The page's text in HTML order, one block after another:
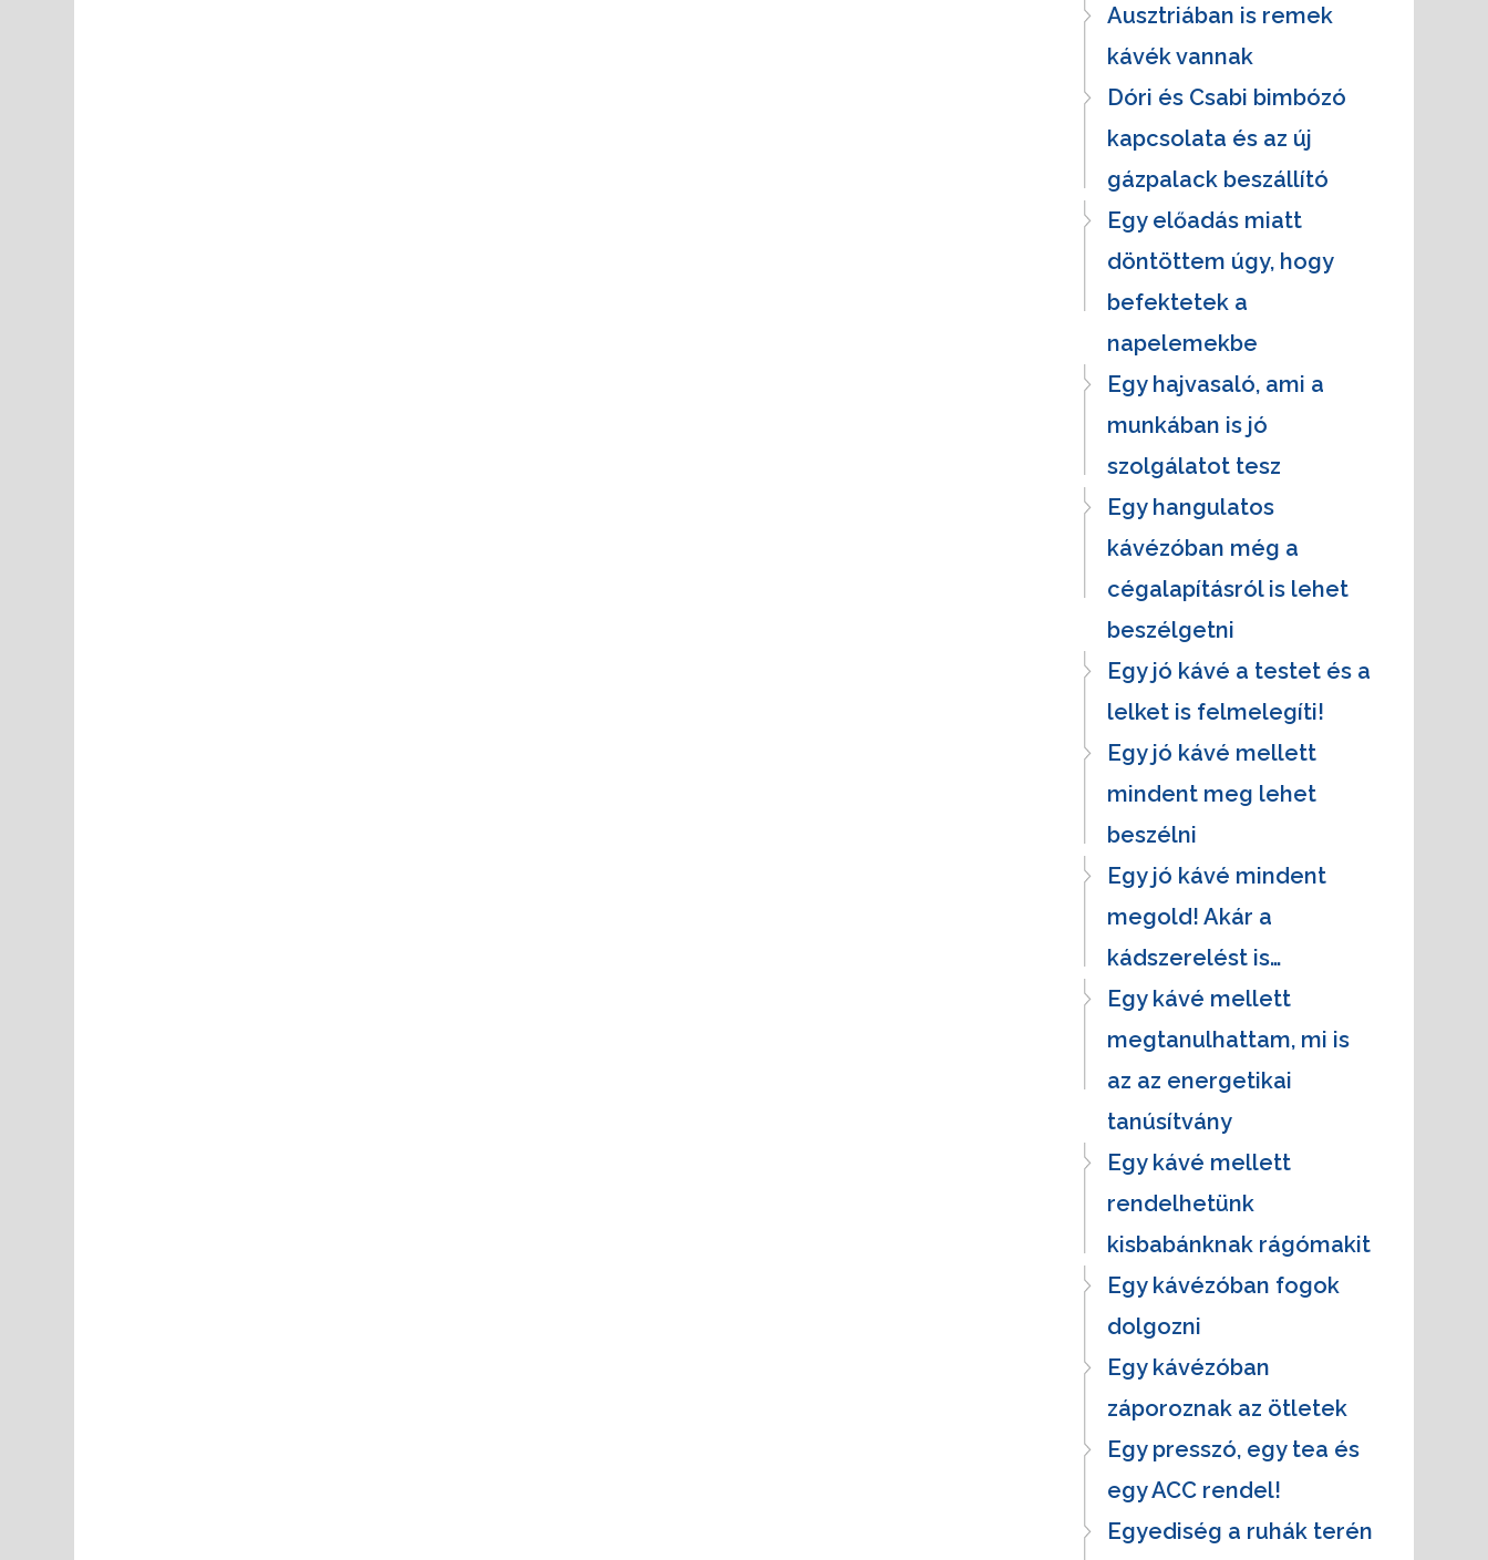
Ausztriában is remek
kávék vannak
Dóri és Csabi bimbózó
kapcsolata és az új
gázpalack beszállító
Egy előadás miatt
döntöttem úgy, hogy
befektetek a
napelemekbe
Egy hajvasaló, ami a
munkában is jó
szolgálatot tesz
Egy hangulatos
kávézóban még a
cégalapításról is lehet
beszélgetni
Egy jó kávé a testet és a
lelket is felmelegíti!
Egy jó kávé mellett
mindent meg lehet
beszélni
Egy jó kávé mindent
megold! Akár a
kádszerelést is…
Egy kávé mellett
megtanulhattam, mi is
az az energetikai
tanúsítvány
Egy kávé mellett
rendelhetünk
kisbabánknak rágómakit
Egy kávézóban fogok
dolgozni
Egy kávézóban
záporoznak az ötletek
Egy presszó, egy tea és
egy ACC rendel!
Egyediség a ruhák terén